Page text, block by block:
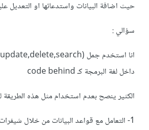
حيث اضافة البيانات واستدعائها او التعديل
سؤالي :
داخل لغة البرمجة كـ code behind
الكثير ينصح بعدم استخدام مثل هذه الطريقة
1- التعامل مع قواعد البيانات من خلال شيفرات